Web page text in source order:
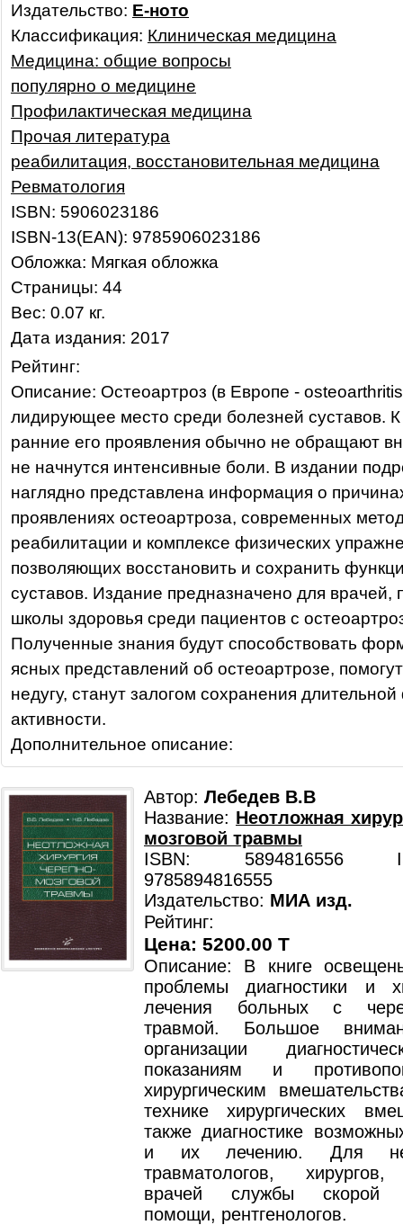
Издательство: Е-ното
Классификация: Клиническая медицина
Медицина: общие вопросы
популярно о медицине
Профилактическая медицина
Прочая литература
реабилитация, восстановительная медицина
Ревматология
ISBN: 5906023186
ISBN-13(EAN): 9785906023186
Обложка: Мягкая обложка
Страницы: 44
Вес: 0.07 кг.
Дата издания: 2017
Рейтинг:
Описание: Остеоартроз (в Европе -
лидирующее место среди болезней суставов.
ранние его проявления обычно не обращают
не начнутся интенсивные боли. В издании
наглядно представлена информация о
проявлениях остеоартроза, современных
реабилитации и комплексе физических
позволяющих восстановить и сохранить
суставов. Издание предназначено для врачей,
школы здоровья среди пациентов с
Полученные знания будут способствовать
ясных представлений об остеоартрозе,
недугу, станут залогом сохранения
активности.
Дополнительное описание:
Автор: Лебедев В.В
Название: Неотложная
мозговой травмы
ISBN: 5894816556
9785894816555
Издательство: МИА изд.
Рейтинг:
Цена: 5200.00 T
Описание: В книге
проблемы диагностики и
лечения больных с
травмой. Большое
организации
показаниям и
хирургическим
технике хирургических
также диагностике
и их лечению. Для
травматологов, хирургов,
врачей службы скорой
помощи, рентгенологов.